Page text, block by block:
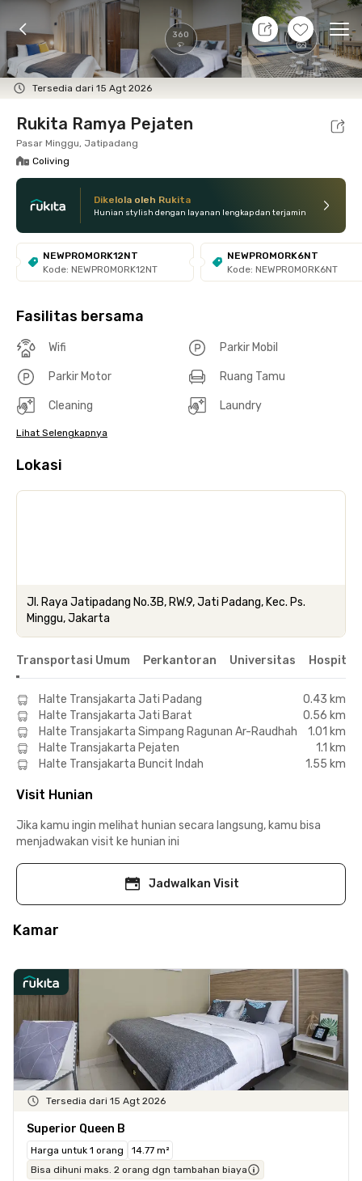
360 +7
Tersedia dari 15 Agt 2026
8 Agt 26 - Belum tahu
Foto Fasilitas bersama Lokasi Kamar
Rukita Ramya Pejaten
Pasar Minggu, Jatipadang
Coliving
Dikelola oleh Rukita
Hunian stylish dengan layanan lengkap dan terjamin
NEWPROMORK12NT
Kode: NEWPROMORK12NT
NEWPROMORK6NT
Kode: NEWPROMORK6NT
Fasilitas bersama
Wifi Parkir Mobil
Parkir Motor Ruang Tamu
Cleaning Laundry
Lihat Selengkapnya
Lokasi
Jl. Raya Jatipadang No.3B, RW.9, Jati Padang, Kec. Ps.
Minggu, Jakarta
Transportasi Umum Perkantoran Universitas Hospital
Halte Transjakarta Jati Padang
0.43 km
Halte Transjakarta Jati Barat
0.56 km
Halte Transjakarta Simpang Ragunan Ar-Raudhah
1.01 km
Halte Transjakarta Pejaten
1.1 km
Halte Transjakarta Buncit Indah
1.55 km
Visit Hunian
Jika kamu ingin melihat hunian secara langsung, kamu bisa
menjadwakan visit ke hunian ini
Jadwalkan Visit
Kamar
Tersedia dari 15 Agt 2026
Superior Queen B
Harga untuk 1 orang
14.77 m²
Bisa dihuni maks. 2 orang dgn tambahan biaya